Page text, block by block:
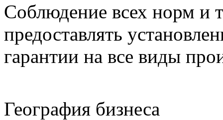
Соблюдение всех норм и
предоставлять
гарантии на все виды
География бизнеса